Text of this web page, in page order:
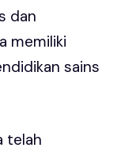
dan
memiliki
sains
telah